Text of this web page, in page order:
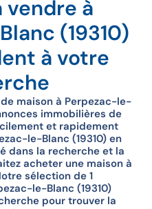
vendre à
(19310)
à votre
maison à Perpezac-le-
immobilières de
et rapidement
le-Blanc (19310) en
dans la recherche et la
acheter une maison à
sélection de 1
le-Blanc (19310)
pour trouver la